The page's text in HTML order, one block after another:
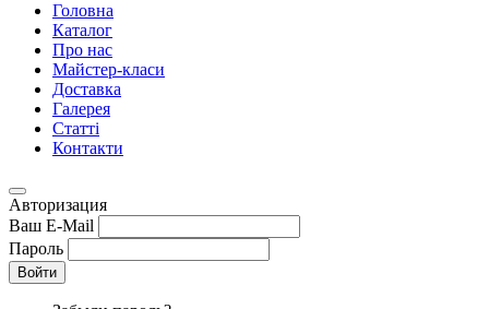
Головна
Каталог
Про нас
Майстер-класи
Доставка
Галерея
Статтi
Контакти
Авторизация
Ваш E-Mail
Пароль
Войти